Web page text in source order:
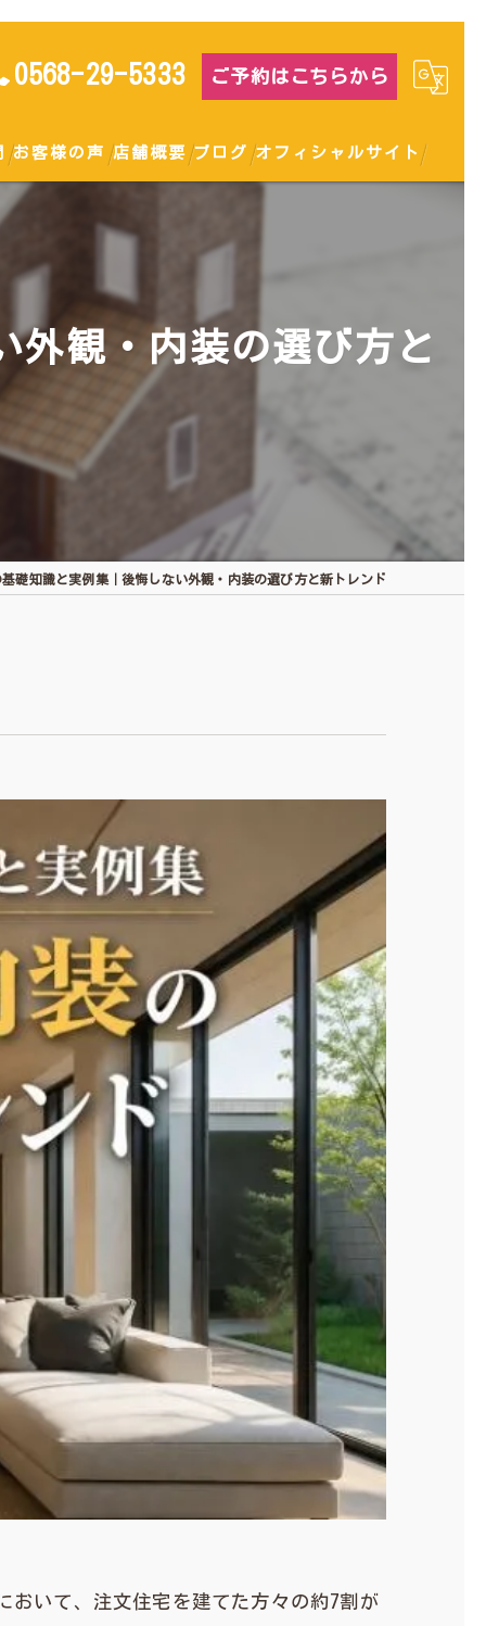
0568-29-5333 ご予約はこちらから
お客様の声 店舗概要 ブログ オフィシャルサイト
外観・内装の選び方と
礎知識と実例集｜後悔しない外観・内装の選び方と新トレンド
いて、注文住宅を建てた方々の約7割が